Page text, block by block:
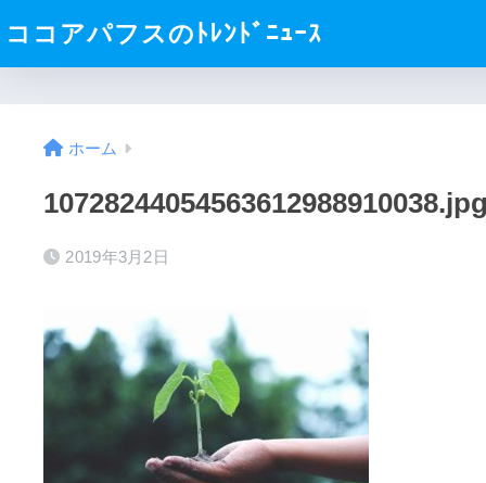
ココアパフスのﾄﾚﾝﾄﾞﾆｭｰｽ
ホーム
2019年3月2日